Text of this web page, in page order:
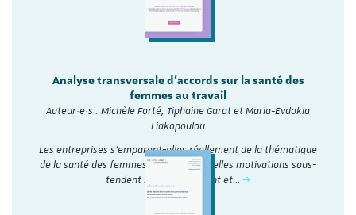
Analyse transversale d'accords sur la santé des
femmes au travail
Auteur·e·s : Michèle Forté, Tiphaine Garat et Maria-Evdokia
Liakopoulou
Les entreprises s’emparent-elles réellement de la thématique
de la santé des femmes au travail ? Quelles motivations sous-
tendent leur engagement et…